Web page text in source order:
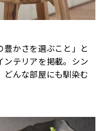
豊かさを選ぶこと」と
ンテリアを掲載。シン
どんな部屋にも馴染む